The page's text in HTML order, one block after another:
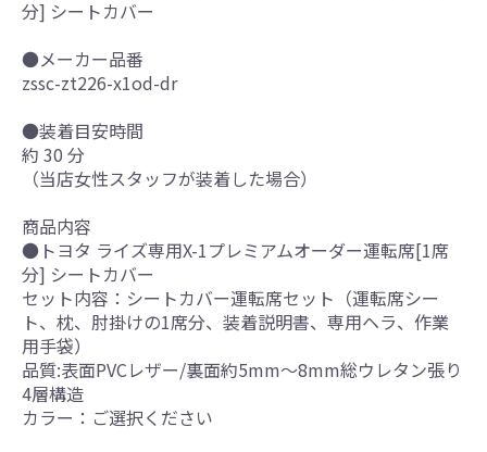
分] シートカバー
●メーカー品番
zssc-zt226-x1od-dr
●装着目安時間
約 30 分
（当店女性スタッフが装着した場合）
商品内容
●トヨタ ライズ専用X-1プレミアムオーダー運転席[1席
分] シートカバー
セット内容：シートカバー運転席セット（運転席シー
ト、枕、肘掛けの1席分、装着説明書、専用ヘラ、作業
用手袋）
品質:表面PVCレザー/裏面約5mm～8mm総ウレタン張り
4層構造
カラー：ご選択ください